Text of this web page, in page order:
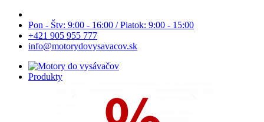
Pon - Štv: 9:00 - 16:00 / Piatok: 9:00 - 15:00
+421 905 955 777
info@motorydovysavacov.sk
Produkty